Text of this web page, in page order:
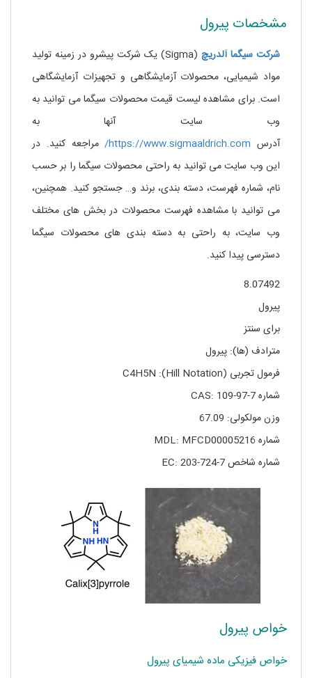
مشخصات پیرول
شرکت سیگما آلدریچ
(Sigma) یک شرکت پیشرو در زمینه تولید
مواد شیمیایی، محصولات آزمایشگاهی و تجهیزات آزمایشگاهی
است. برای مشاهده لیست قیمت محصولات سیگما می توانید به
وب سایت آنها به
آدرس https://www.sigmaaldrich.com/ مراجعه کنید. در
این وب سایت می توانید به راحتی محصولات سیگما را بر حسب
نام، شماره فهرست، دسته بندی، برند و… جستجو کنید. همچنین،
می توانید با مشاهده فهرست محصولات در بخش های مختلف
وب سایت، به راحتی به دسته بندی های محصولات سیگما
دسترسی پیدا کنید.
8.07492
پیرول
برای سنتز
مترادف (ها): پیرول
فرمول تجربی (Hill Notation): C4H5N
شماره CAS: 109-97-7
وزن مولکولی: 67.09
شماره MDL: MFCD00005216
شماره شاخص EC: 203-724-7
خواص پیرول
خواص فیزیکی ماده شیمیای پیرول